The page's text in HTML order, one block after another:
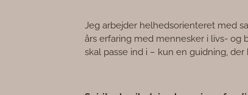
Jeg arbejder helhedsorienteret med
års erfaring med mennesker i livs- og
skal passe ind i – kun en guidning,